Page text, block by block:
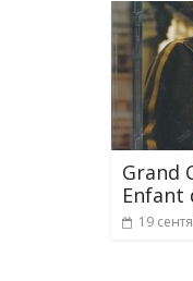
Grand
Enfant
19